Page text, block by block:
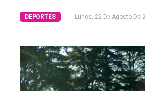
DEPORTES Lunes, 22 De Agosto De